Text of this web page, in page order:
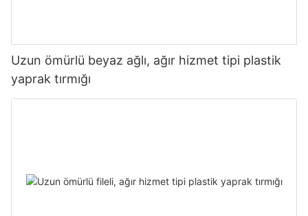
Uzun ömürlü beyaz ağlı, ağır hizmet tipi plastik
yaprak tırmığı